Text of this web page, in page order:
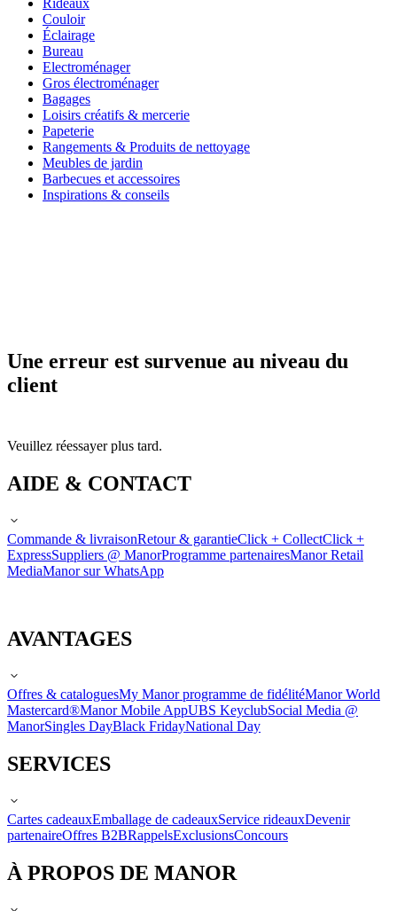
Rideaux
Couloir
Éclairage
Bureau
Electroménager
Gros électroménager
Bagages
Loisirs créatifs & mercerie
Papeterie
Rangements & Produits de nettoyage
Meubles de jardin
Barbecues et accessoires
Inspirations & conseils
Une erreur est survenue au niveau du
client
Veuillez réessayer plus tard.
AIDE & CONTACT
Commande & livraisonRetour & garantieClick + CollectClick +
ExpressSuppliers @ ManorProgramme partenairesManor Retail
MediaManor sur WhatsApp
AVANTAGES
Offres & cataloguesMy Manor programme de fidélitéManor World
Mastercard®Manor Mobile AppUBS KeyclubSocial Media @
ManorSingles DayBlack FridayNational Day
SERVICES
Cartes cadeauxEmballage de cadeauxService rideauxDevenir
partenaireOffres B2BRappelsExclusionsConcours
À PROPOS DE MANOR